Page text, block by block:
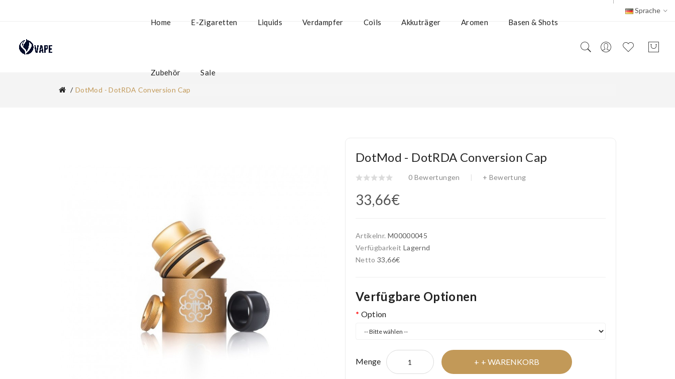
Sprache
Home E-Zigaretten Liquids Verdampfer Coils Akkuträger Aromen Basen & Shots
Zubehör Sale
DotMod - DotRDA Conversion Cap
DotMod - DotRDA Conversion Cap
0 Bewertungen + Bewertung
33,66€
Artikelnr. M00000045
Verfügbarkeit Lagernd
Netto33,66€
Verfügbare Optionen
Option
Menge + WARENKORB